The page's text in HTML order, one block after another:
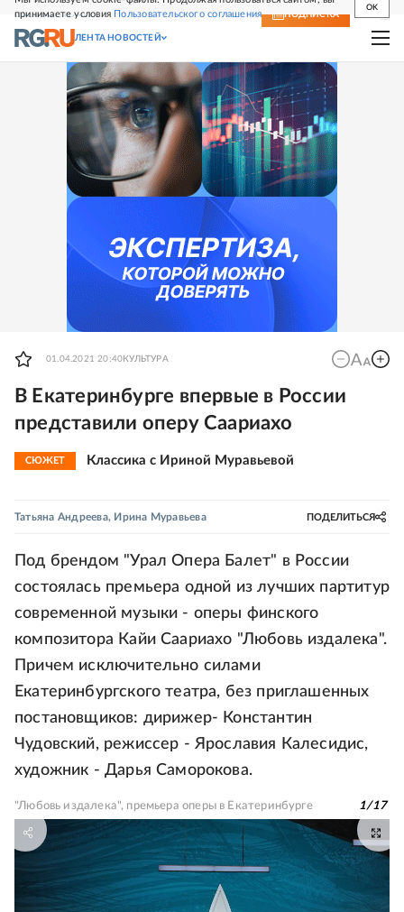
принимаете условия Пользовательского соглашения
OK
СВЕЖИЙ НОМЕР ПОДПИСКА
ЛЕНТА НОВОСТЕЙ
01.04.2021 20:40 КУЛЬТУРА
В Екатеринбурге впервые в России
представили оперу Саариахо
СЮЖЕТ Классика с Ириной Муравьевой
Татьяна Андреева, Ирина Муравьева ПОДЕЛИТЬСЯ
Под брендом "Урал Опера Балет" в России
состоялась премьера одной из лучших партитур
современной музыки - оперы финского
композитора Кайи Саариахо "Любовь издалека".
Причем исключительно силами
Екатеринбургского театра, без приглашенных
постановщиков: дирижер- Константин
Чудовский, режиссер - Ярославия Калесидис,
художник - Дарья Саморокова.
"Любовь издалека", премьера оперы в Екатеринбурге 1/17